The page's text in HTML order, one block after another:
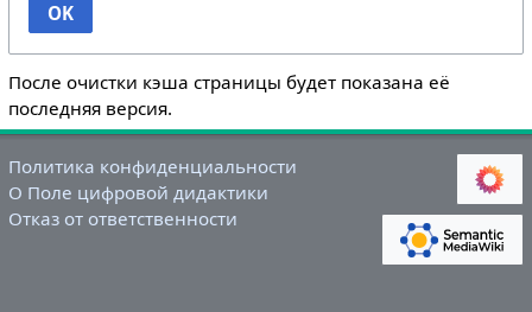
OK
После очистки кэша страницы будет показана её
последняя версия.
Политика конфиденциальности
О Поле цифровой дидактики
Отказ от ответственности